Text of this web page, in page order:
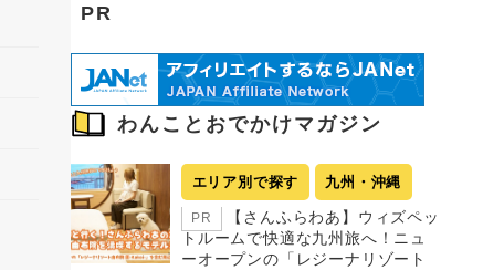
PR
わんことおでかけマガジン
エリア別で探す 九州・沖縄
PR
【さんふらわあ】ウィズペッ
トルームで快適な九州旅へ！ニュ
ーオープンの「レジーナリゾート